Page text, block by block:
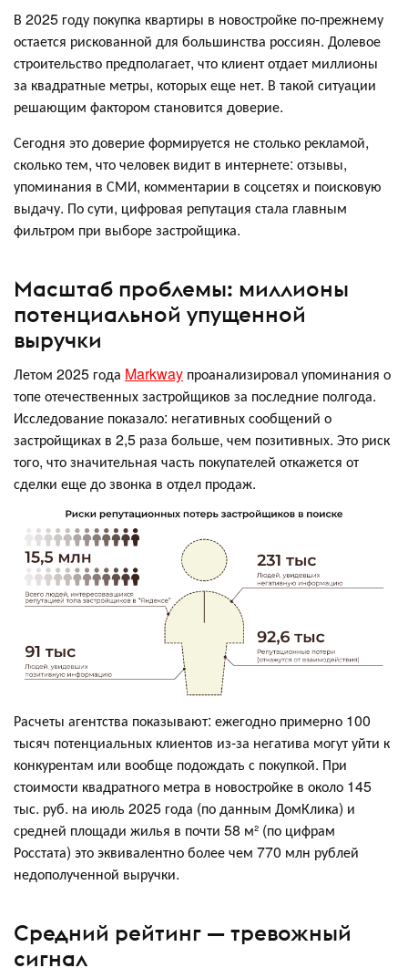
В 2025 году покупка квартиры в новостройке по-прежнему
остается рискованной для большинства россиян. Долевое
строительство предполагает, что клиент отдает миллионы
за квадратные метры, которых еще нет. В такой ситуации
решающим фактором становится доверие.
Сегодня это доверие формируется не столько рекламой,
сколько тем, что человек видит в интернете: отзывы,
упоминания в СМИ, комментарии в соцсетях и поисковую
выдачу. По сути, цифровая репутация стала главным
фильтром при выборе застройщика.
Масштаб проблемы: миллионы
потенциальной упущенной
выручки
Летом 2025 года Markway проанализировал упоминания о
топе отечественных застройщиков за последние полгода.
Исследование показало: негативных сообщений о
застройщиках в 2,5 раза больше, чем позитивных. Это риск
того, что значительная часть покупателей откажется от
сделки еще до звонка в отдел продаж.
Расчеты агентства показывают: ежегодно примерно 100
тысяч потенциальных клиентов из-за негатива могут уйти к
конкурентам или вообще подождать с покупкой. При
стоимости квадратного метра в новостройке в около 145
тыс. руб. на июль 2025 года (по данным ДомКлика) и
средней площади жилья в почти 58 м² (по цифрам
Росстата) это эквивалентно более чем 770 млн рублей
недополученной выручки.
Средний рейтинг — тревожный
сигнал